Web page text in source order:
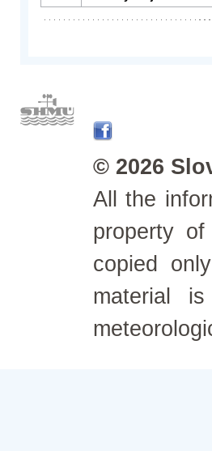
© 2026
All the
property
copied
material